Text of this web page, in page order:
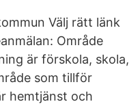
Välj rätt länk
Område
är förskola, skola,
som tillför
hemtjänst och